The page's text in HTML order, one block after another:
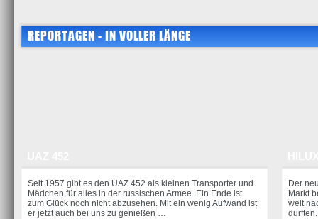
REPORTAGEN - IN VOLLER LÄNGE
Seit 1957 gibt es den UAZ 452 als kleinen Transporter und
Mädchen für alles in der russischen Armee. Ein Ende ist
zum Glück noch nicht abzusehen. Mit ein wenig Aufwand ist
er jetzt auch bei uns zu genießen …
Der
Markt
weit
durften.